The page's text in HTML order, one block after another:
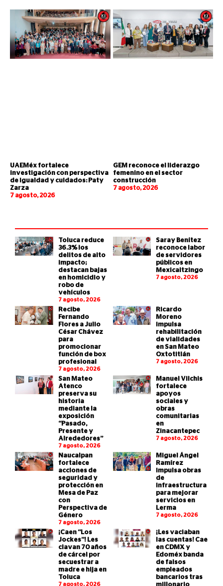
UAEMéx fortalece
investigación con perspectiva
de igualdad y cuidados: Paty
Zarza
7 agosto, 2026
GEM reconoce el liderazgo
femenino en el sector
construcción
7 agosto, 2026
Toluca reduce
36.3% los
delitos de alto
impacto;
destacan bajas
en homicidio y
robo de
vehículos
7 agosto, 2026
Saray Benítez
reconoce labor
de servidores
públicos en
Mexicaltzingo
7 agosto, 2026
Recibe
Fernando
Flores a Julio
César Chávez
para
promocionar
función de box
profesional
7 agosto, 2026
Ricardo
Moreno
impulsa
rehabilitación
de vialidades
en San Mateo
Oxtotitlán
7 agosto, 2026
San Mateo
Atenco
preserva su
historia
mediante la
exposición
“Pasado,
Presente y
Alrededores”
7 agosto, 2026
Manuel Vilchis
fortalece
apoyos
sociales y
obras
comunitarias
en
Zinacantepec
7 agosto, 2026
Naucalpan
fortalece
acciones de
seguridad y
protección en
Mesa de Paz
con
Perspectiva de
Género
7 agosto, 2026
Miguel Ángel
Ramírez
impulsa obras
de
infraestructura
para mejorar
servicios en
Lerma
7 agosto, 2026
¡Caen “Los
Jockes”! Les
clavan 70 años
de cárcel por
secuestrar a
madre e hija en
Toluca
7 agosto, 2026
¡Les vaciaban
las cuentas! Cae
en CDMX y
Edoméx banda
de falsos
empleados
bancarios tras
millonario